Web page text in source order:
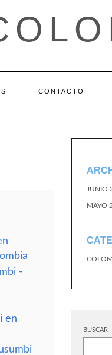
CONTACTO
-
en
JUNIO
MAYO
BUSCAR